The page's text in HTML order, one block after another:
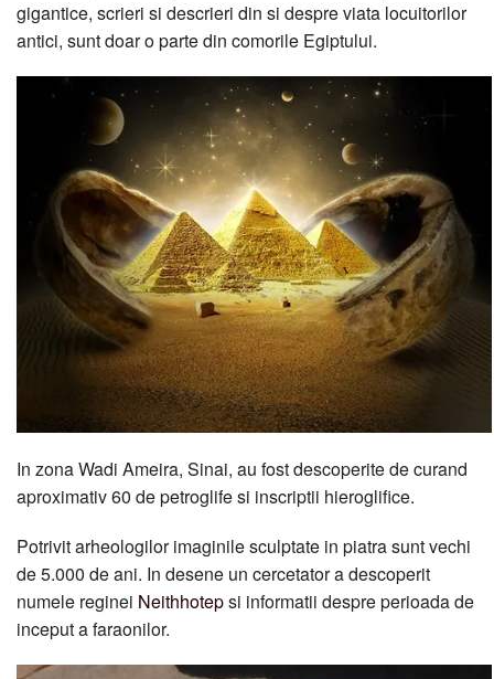
gigantice, scrieri si descrieri din si despre viata locuitorilor
antici, sunt doar o parte din comorile Egiptului.
In zona Wadi Ameira, Sinai, au fost descoperite de curand
aproximativ 60 de petroglife si inscriptii hieroglifice.
Potrivit arheologilor imaginile sculptate in piatra sunt vechi
de 5.000 de ani. In desene un cercetator a descoperit
numele reginei Neithhotepsi informatii despre perioada de
inceput a faraonilor.